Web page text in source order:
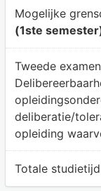
Mogelijke
(1ste
Tweede
deliberatie/
opleiding
Totale